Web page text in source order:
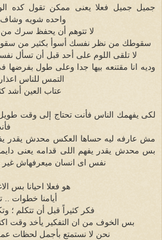
جميل جميل فعلا يعنى ممكن تقول كده
واحده شويه وشاف
لا تتوهم أن يحفظ سرك
سقوطك من نظر نفسك أسوأ بكثير من
لا تلقى اللوم على أحد قبل أن تسأل
وديه انا مقتنعه بيها جدا وعلى طول
التمس للناس
عتاب العين أشد
لكى يفهمك الناس فأنت تحتاج إلى وقت
مش عارفه ليه حساها العكس محدش يقدر
بس محدش يقدر يفهم اللى قدامه يعنى
نفس اى انسان ميعرفهاش غير
هو فعلا احيانا بس
أيامنا خطوات ..
فكر كثيراً قبل أن تتكلم ؛
بس الخوف من ان التفكير يأخد وقت
نحن لا نستمتع بأجمل لحظات